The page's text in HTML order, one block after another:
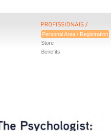
Personal Area / Registration
Store
Benefits